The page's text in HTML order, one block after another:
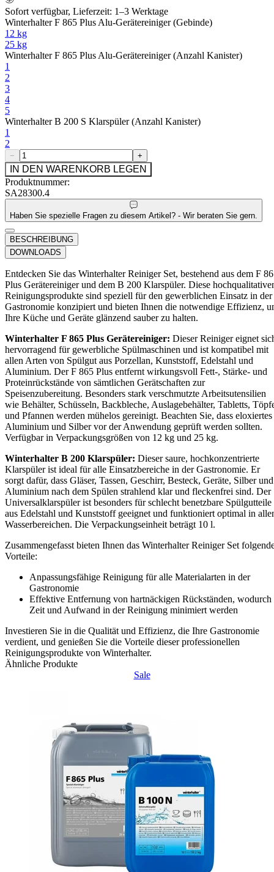
Sofort verfügbar, Lieferzeit: 1–3 Werktage
Winterhalter F 865 Plus Alu-Gerätereiniger (Gebinde)
12 kg
25 kg
Winterhalter F 865 Plus Alu-Gerätereiniger (Anzahl Kanister)
1
2
3
4
5
Winterhalter B 200 S Klarspüler (Anzahl Kanister)
1
2
− +
IN DEN WARENKORB LEGEN
Produktnummer:
SA28300.4
Haben Sie spezielle Fragen zu diesem Artikel? - Wir beraten Sie gern.
BESCHREIBUNG
DOWNLOADS
Entdecken Sie das Winterhalter Reiniger Set, bestehend aus dem F
Plus Gerätereiniger und dem B 200 Klarspüler. Diese
Reinigungsprodukte sind speziell für den gewerblichen Einsatz in der
Gastronomie konzipiert und bieten Ihnen die notwendige Effizienz,
Ihre Küche und Geräte glänzend sauber zu halten.
Winterhalter F 865 Plus Gerätereiniger: Dieser Reiniger eignet
hervorragend für gewerbliche Spülmaschinen und ist kompatibel mit
allen Arten von Spülgut aus Porzellan, Kunststoff, Edelstahl und
Aluminium. Der F 865 Plus entfernt wirkungsvoll Fett-, Stärke- und
Proteinrückstände von sämtlichen Gerätschaften zur
Speisenzubereitung. Besonders stark verschmutzte Arbeitsutensilien
wie Behälter, Schüsseln, Backbleche, Auslagebehälter, Tabletts,
und Pfannen werden mühelos gereinigt. Beachten Sie, dass eloxiertes
Aluminium und Silber vor der Anwendung geprüft werden sollten.
Verfügbar in Verpackungsgrößen von 12 kg und 25 kg.
Winterhalter B 200 Klarspüler: Dieser saure, hochkonzentrierte
Klarspüler ist ideal für alle Einsatzbereiche in der Gastronomie. Er
sorgt dafür, dass Gläser, Tassen, Geschirr, Besteck, Geräte, Silber und
Aluminium nach dem Spülen strahlend klar und fleckenfrei sind. Der
Universalklarspüler ist besonders für schlecht benetzbare Spülgutteile
aus Edelstahl und Kunststoff geeignet und funktioniert optimal in
Wasserbereichen. Die Verpackungseinheit beträgt 10 l.
Zusammengefasst bieten Ihnen das Winterhalter Reiniger Set
Vorteile:
Anpassungsfähige Reinigung für alle Materialarten in der
Gastronomie
Effektive Entfernung von hartnäckigen Rückständen, wodurch
Zeit und Aufwand in der Reinigung minimiert werden
Investieren Sie in die Qualität und Effizienz, die Ihre Gastronomie
verdient, und genießen Sie die Vorteile dieser professionellen
Reinigungsprodukte von Winterhalter.
Ähnliche Produkte
Sale